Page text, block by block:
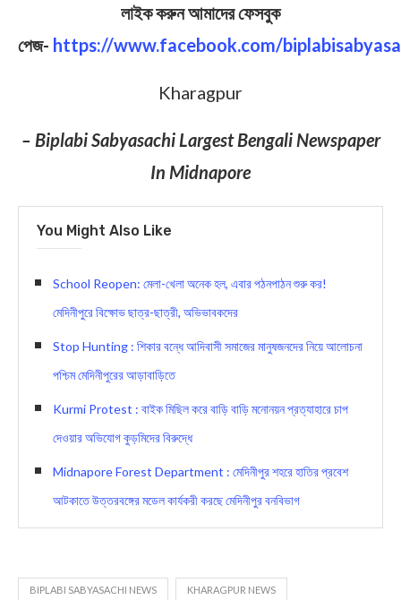
লাইক করুন আমাদের ফেসবুক
পেজ- https://www.facebook.com/
Kharagpur
– Biplabi Sabyasachi Largest Bengali Newspaper
In Midnapore
You Might Also Like
School Reopen: মেলা-খেলা অনেক হল, এবার পঠনপাঠন শুরু কর!
মেদিনীপুরে বিক্ষোভ ছাত্র-ছাত্রী, অভিভাবকদের
Stop Hunting : শিকার বন্ধে আদিবাসী সমাজের মানুষজনদের নিয়ে আলোচনা
পশ্চিম মেদিনীপুরের আড়াবাড়িতে
Kurmi Protest : বাইক মিছিল করে বাড়ি বাড়ি মনোনয়ন প্রত্যাহারে চাপ
দেওয়ার অভিযোগ কুড়মিদের বিরুদ্ধে
Midnapore Forest Department : মেদিনীপুর শহরে হাতির প্রবেশ
আটকাতে উত্তরবঙ্গের মডেল কার্যকরী করছে মেদিনীপুর বনবিভাগ
BIPLABI SABYASACHI NEWS KHARAGPUR NEWS